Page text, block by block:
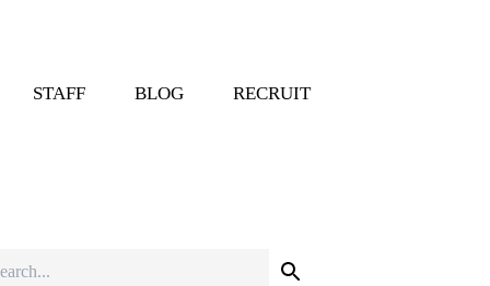
STAFF BLOG RECRUIT